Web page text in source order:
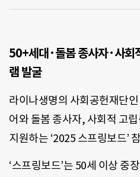
50+세대·돌봄 종사자·사회
램 발굴
라이나생명의 사회공헌재단
어와 돌봄 종사자, 사회적 고
지원하는 ‘2025 스프링보드’
‘스프링보드’는 50세 이상 중